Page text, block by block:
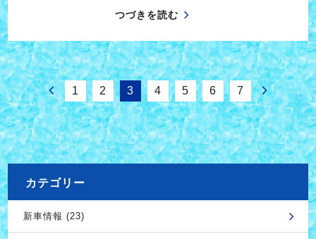
つづきを読む
1 2 3 4 5 6 7
カテゴリー
新車情報 (23)